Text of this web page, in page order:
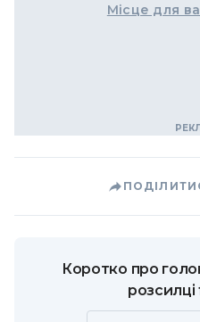
Місце для
Коротко про